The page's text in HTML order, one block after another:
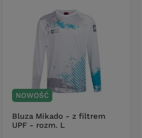
NOWOŚĆ
Bluza Mikado - z filtrem
UPF - rozm. L